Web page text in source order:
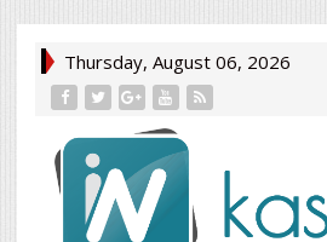
Thursday, August 06, 2026